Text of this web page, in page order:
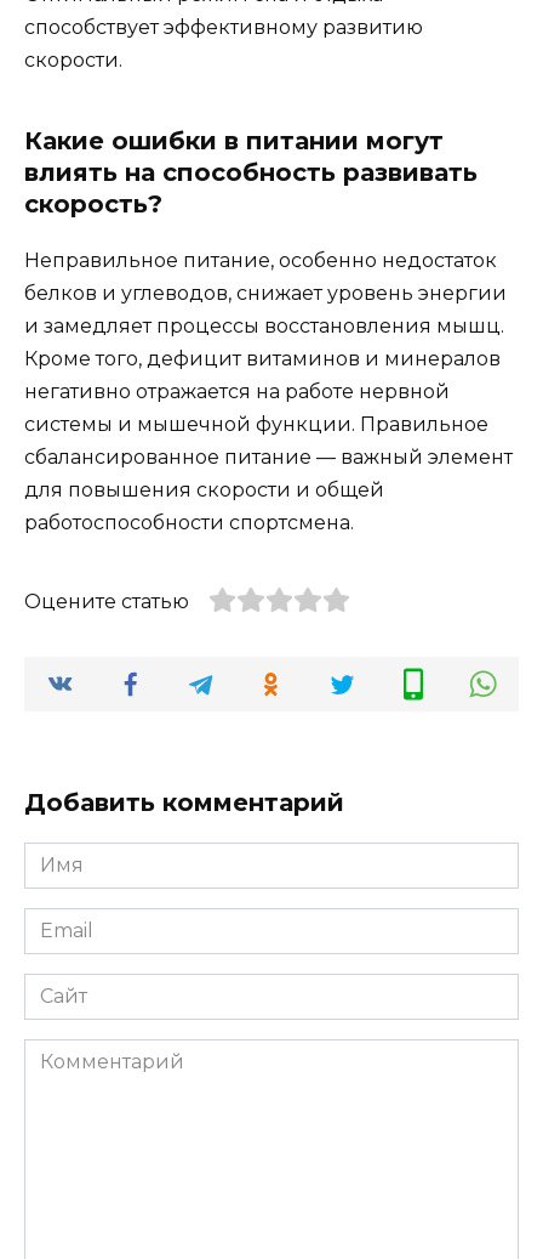
способствует эффективному развитию
скорости.
Какие ошибки в питании могут
влиять на способность развивать
скорость?
Неправильное питание, особенно недостаток
белков и углеводов, снижает уровень энергии
и замедляет процессы восстановления мышц.
Кроме того, дефицит витаминов и минералов
негативно отражается на работе нервной
системы и мышечной функции. Правильное
сбалансированное питание — важный элемент
для повышения скорости и общей
работоспособности спортсмена.
Оцените статью
Добавить комментарий
Имя
Email
Сайт
Комментарий